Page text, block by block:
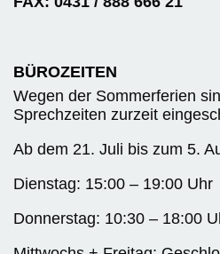
BÜROZEITEN
Wegen der Sommerferien
Sprechzeiten zurzeit
Ab dem 21. Juli bis zum 5.
Dienstag: 15:00 – 19:00 Uhr
Donnerstag: 10:30 – 18:00